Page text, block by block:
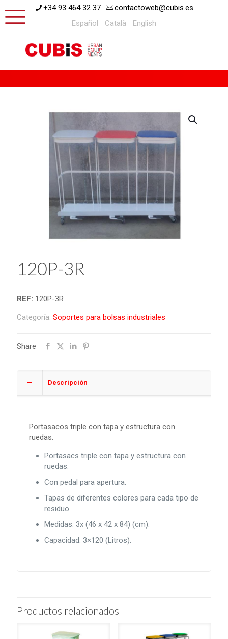
+34 93 464 32 37
contactoweb@cubis.es
Español
Català English
120P-3R
REF: 120P-3R
Categoría: Soportes para bolsas industriales
Share
Descripción
Portasacos triple con tapa y estructura con
ruedas.
Portasacs triple con tapa y estructura con
ruedas.
Con pedal para apertura.
Tapas de diferentes colores para cada tipo de
residuo.
Medidas: 3x (46 x 42 x 84) (cm).
Capacidad: 3×120 (Litros).
Productos relacionados